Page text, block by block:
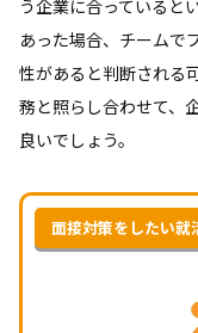
う企業に合っていると
あった場合、チームで
性があると判断される
務と照らし合わせて、
良いでしょう。
面接対策をしたい就